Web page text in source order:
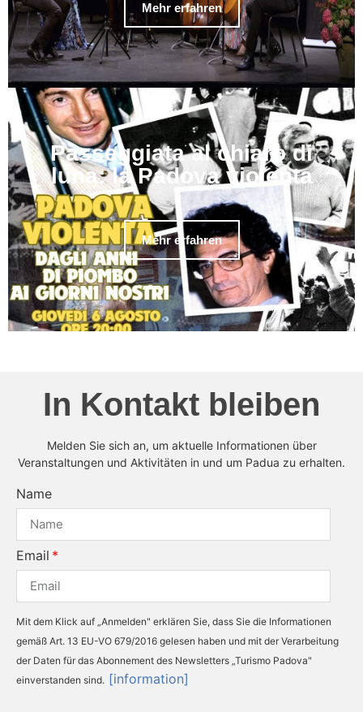
Mehr erfahren
Passeggiata al chiaro di
luna: la Padova violenta
Mehr erfahren
In Kontakt bleiben
Melden Sie sich an, um aktuelle Informationen über
Veranstaltungen und Aktivitäten in und um Padua zu erhalten.
Name
Email
Mit dem Klick auf „Anmelden" erklären Sie, dass Sie die Informationen
gemäß Art. 13 EU-VO 679/2016 gelesen haben und mit der Verarbeitung
der Daten für das Abonnement des Newsletters „Turismo Padova"
einverstanden sind. [information]